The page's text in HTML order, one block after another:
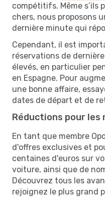
compétitifs. Même s’ils
chers, nous proposons
dernière minute qui
Cependant, il est
réservations de
élevés, en particulier
en Espagne. Pour
une bonne affaire,
dates de départ et de
Réductions pour les
En tant que membre
d'offres exclusives et
centaines d'euros sur
voiture, ainsi que de
Découvrez tous les
rejoignez le plus grand